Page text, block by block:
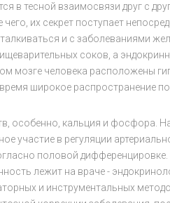
в тесной взаимосвязи друг с
их секрет поступает
и с заболеваниями
соков, а
мозге человека расположены
широкое распространение
особенно, кальция и фосфора.
участие в регуляции
половой
лежит на враче -
и инструментальных